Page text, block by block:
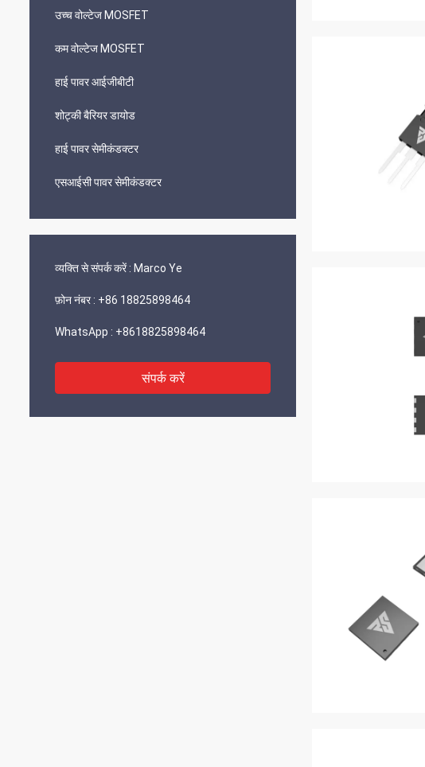
उच्च वोल्टेज MOSFET
कम वोल्टेज MOSFET
हाई पावर आईजीबीटी
शोट्की बैरियर डायोड
हाई पावर सेमीकंडक्टर
एसआईसी पावर सेमीकंडक्टर
व्यक्ति से संपर्क करें : Marco Ye
फ़ोन नंबर : +86 18825898464
WhatsApp : +8618825898464
संपर्क करें